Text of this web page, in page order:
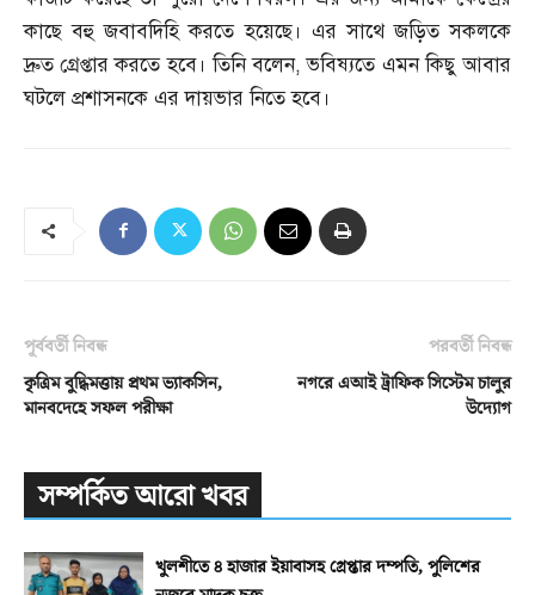
কাছে বহু জবাবদিহি করতে হয়েছে। এর সাথে জড়িত সকলকে
দ্রুত গ্রেপ্তার করতে হবে। তিনি বলেন,ভবিষ্যতে এমন কিছু আবার
ঘটলে প্রশাসনকে এর দায়ভার নিতে হবে।
পূর্ববর্তী নিবন্ধ
কৃত্রিম বুদ্ধিমত্তায় প্রথম ভ্যাকসিন,
মানবদেহে সফল পরীক্ষা
পরবর্তী নিবন্ধ
নগরে এআই ট্রাফিক সিস্টেম চালুর
উদ্যোগ
সম্পর্কিত আরো খবর
খুলশীতে ৪ হাজার ইয়াবাসহ গ্রেপ্তার দম্পতি, পুলিশের